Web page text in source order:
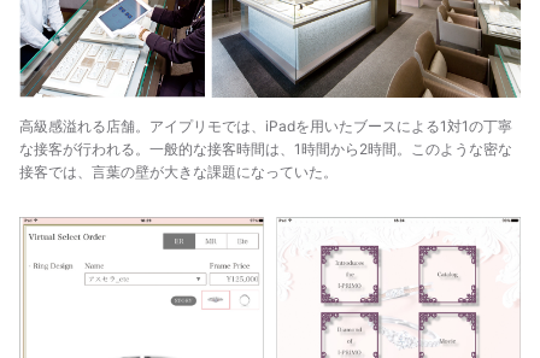
高級感溢れる店舗。アイプリモでは、iPadを用いたブースによる1対1の丁寧
な接客が行われる。一般的な接客時間は、1時間から2時間。このような密な
接客では、言葉の壁が大きな課題になっていた。